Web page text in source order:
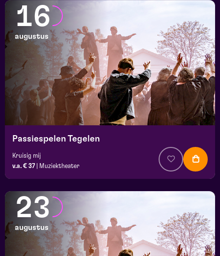
16
augustus
Passiespelen Tegelen
Kruisig mij
v.a. € 37
Muziektheater
23
augustus